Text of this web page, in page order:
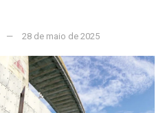
28 de maio de 2025